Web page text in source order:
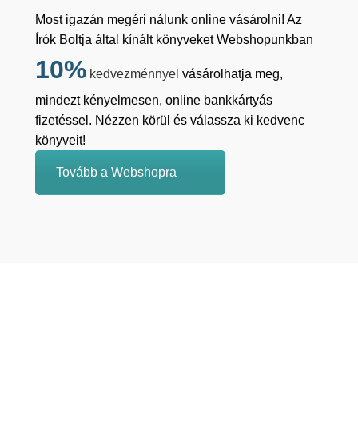
Most igazán megéri nálunk online vásárolni! Az
Írók Boltja által kínált könyveket Webshopunkban
10% kedvezménnyel vásárolhatja meg,
mindezt kényelmesen, online bankkártyás
fizetéssel. Nézzen körül és válassza ki kedvenc
könyveit!
Tovább a Webshopra